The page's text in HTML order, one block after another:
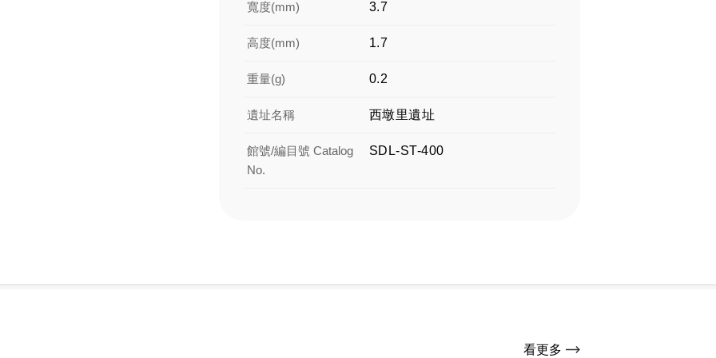
寬度(mm) 3.7
高度(mm) 1.7
重量(g) 0.2
遺址名稱 西墩里遺址
館號/編目號 Catalog
No.
SDL-ST-400
看更多